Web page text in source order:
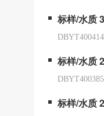
标样/水质
DBYT400414
标样/水质
DBYT400385
标样/水质